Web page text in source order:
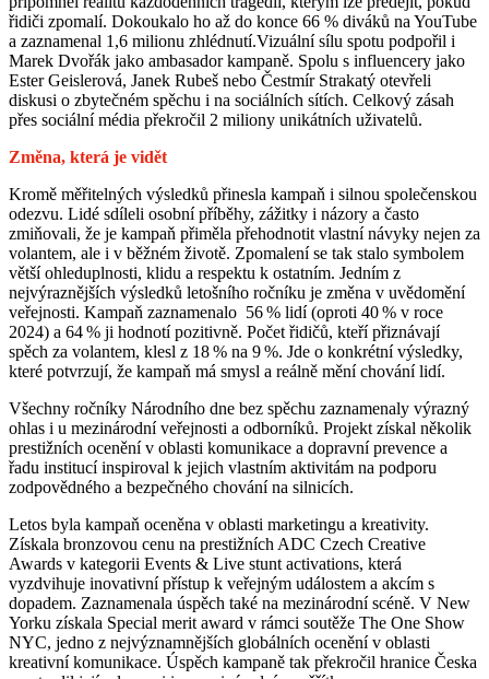
řidiči zpomalí. Dokoukalo ho až do konce 66 % diváků na YouTube
a zaznamenal 1,6 milionu zhlédnutí.Vizuální sílu spotu podpořil i
Marek Dvořák jako ambasador kampaně. Spolu s influencery jako
Ester Geislerová, Janek Rubeš nebo Čestmír Strakatý otevřeli
diskusi o zbytečném spěchu i na sociálních sítích. Celkový zásah
přes sociální média překročil 2 miliony unikátních uživatelů.
Změna, která je vidět
Kromě měřitelných výsledků přinesla kampaň i silnou společenskou
odezvu. Lidé sdíleli osobní příběhy, zážitky i názory a často
zmiňovali, že je kampaň přiměla přehodnotit vlastní návyky nejen za
volantem, ale i v běžném životě. Zpomalení se tak stalo symbolem
větší ohleduplnosti, klidu a respektu k ostatním. Jedním z
nejvýraznějších výsledků letošního ročníku je změna v uvědomění
veřejnosti. Kampaň zaznamenalo 56 % lidí (oproti 40 % v roce
2024) a 64 % ji hodnotí pozitivně. Počet řidičů, kteří přiznávají
spěch za volantem, klesl z 18 % na 9 %. Jde o konkrétní výsledky,
které potvrzují, že kampaň má smysl a reálně mění chování lidí.
Všechny ročníky Národního dne bez spěchu zaznamenaly výrazný
ohlas i u mezinárodní veřejnosti a odborníků. Projekt získal několik
prestižních ocenění v oblasti komunikace a dopravní prevence a
řadu institucí inspiroval k jejich vlastním aktivitám na podporu
zodpovědného a bezpečného chování na silnicích.
Letos byla kampaň oceněna v oblasti marketingu a kreativity.
Získala bronzovou cenu na prestižních ADC Czech Creative
Awards v kategorii Events & Live stunt activations, která
vyzdvihuje inovativní přístup k veřejným událostem a akcím s
dopadem. Zaznamenala úspěch také na mezinárodní scéně. V New
Yorku získala Special merit award v rámci soutěže The One Show
NYC, jedno z nejvýznamnějších globálních ocenění v oblasti
kreativní komunikace. Úspěch kampaně tak překročil hranice Česka